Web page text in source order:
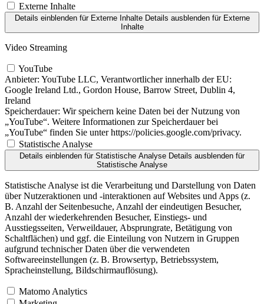
Externe Inhalte
Details einblendenfür Externe Inhalte Details ausblendenfür Externe
Inhalte
Video Streaming
YouTube
Anbieter: YouTube LLC, Verantwortlicher innerhalb der EU:
Google Ireland Ltd., Gordon House, Barrow Street, Dublin 4,
Ireland
Speicherdauer: Wir speichern keine Daten bei der Nutzung von
„YouTube“. Weitere Informationen zur Speicherdauer bei
„YouTube“ finden Sie unter https://policies.google.com/privacy.
Statistische Analyse
Details einblenden für Statistische Analyse Details ausblenden für
Statistische Analyse
Statistische Analyse ist die Verarbeitung und Darstellung von Daten
über Nutzeraktionen und -interaktionen auf Websites und Apps (z.
B. Anzahl der Seitenbesuche, Anzahl der eindeutigen Besucher,
Anzahl der wiederkehrenden Besucher, Einstiegs- und
Ausstiegsseiten, Verweildauer, Absprungrate, Betätigung von
Schaltflächen) und ggf. die Einteilung von Nutzern in Gruppen
aufgrund technischer Daten über die verwendeten
Softwareeinstellungen (z. B. Browsertyp, Betriebssystem,
Spracheinstellung, Bildschirmauflösung).
Matomo Analytics